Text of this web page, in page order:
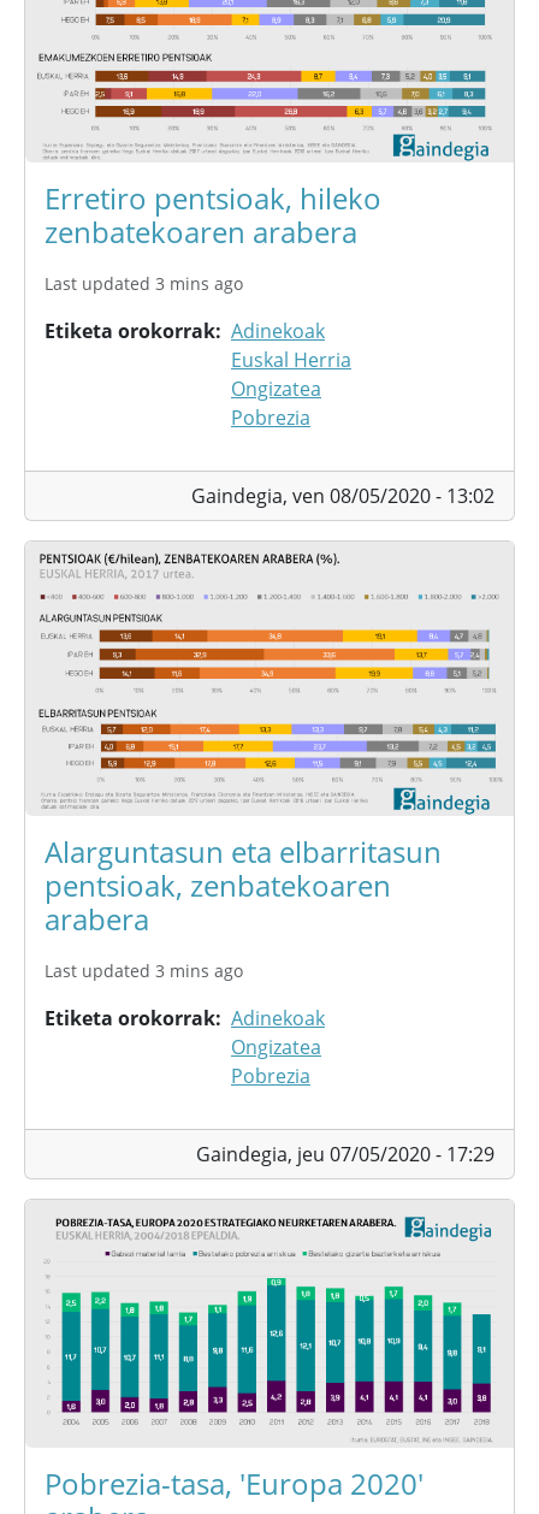
Erretiro pentsioak, hileko
zenbatekoaren arabera
Last updated 3 mins ago
Etiketa orokorrak Adinekoak
Euskal Herria
Ongizatea
Pobrezia
Gaindegia, ven 08/05/2020 - 13:02
Alarguntasun eta elbarritasun
pentsioak, zenbatekoaren
arabera
Last updated 3 mins ago
Etiketa orokorrak Adinekoak
Ongizatea
Pobrezia
Gaindegia, jeu 07/05/2020 - 17:29
Pobrezia-tasa, 'Europa 2020'